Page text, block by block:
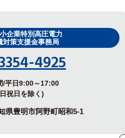
企業特別高圧電力
対策支援金事務局
4925
/平日9:00～17:00
祝日を除く)
県豊明市阿野町昭和5-1